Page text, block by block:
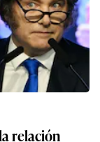
relación